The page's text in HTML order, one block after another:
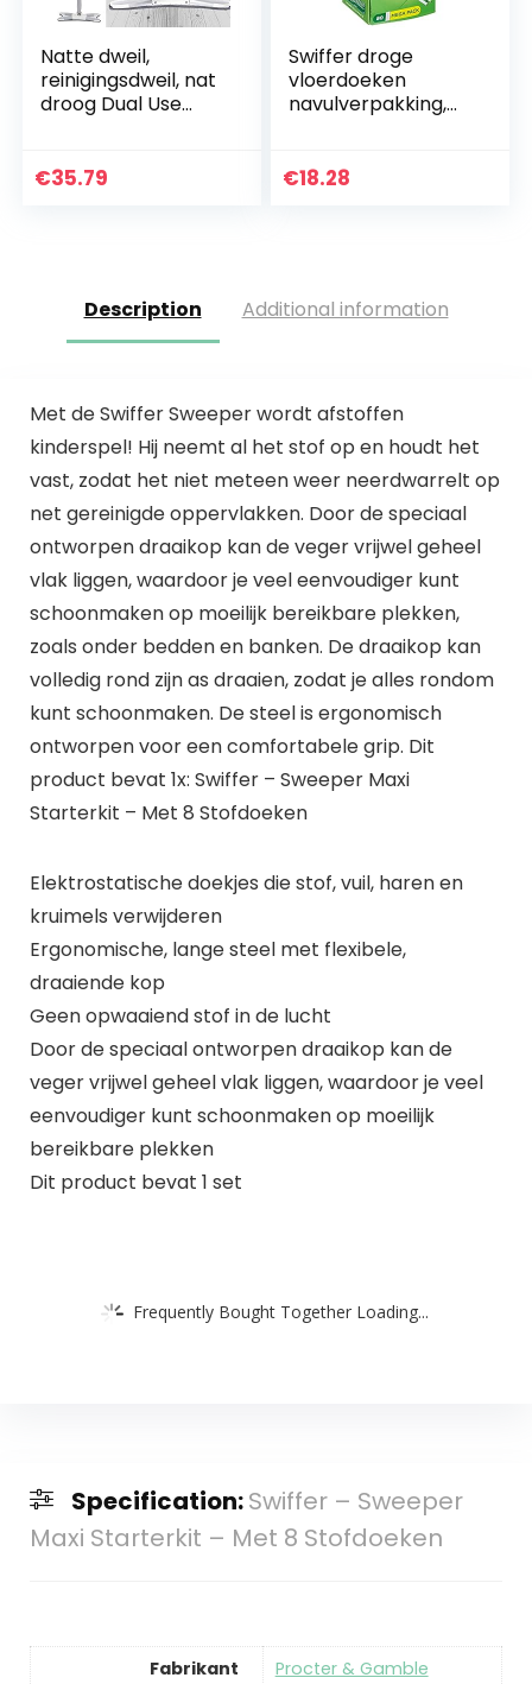
Natte dweil,
reinigingsdweil, nat
droog Dual Use
hap Wassen voor
€35.79
Swiffer droge
vloerdoeken
navulverpakking,
€18.28
Description Additional information
Met de Swiffer Sweeper wordt afstoffen
kinderspel! Hij neemt al het stof op en houdt het
vast, zodat het niet meteen weer neerdwarrelt op
net gereinigde oppervlakken. Door de speciaal
ontworpen draaikop kan de veger vrijwel geheel
vlak liggen, waardoor je veel eenvoudiger kunt
schoonmaken op moeilijk bereikbare plekken,
zoals onder bedden en banken. De draaikop kan
volledig rond zijn as draaien, zodat je alles rondom
kunt schoonmaken. De steel is ergonomisch
ontworpen voor een comfortabele grip. Dit
product bevat 1x: Swiffer – Sweeper Maxi
Starterkit – Met 8 Stofdoeken
Elektrostatische doekjes die stof, vuil, haren en
kruimels verwijderen
Ergonomische, lange steel met flexibele,
draaiende kop
Geen opwaaiend stof in de lucht
Door de speciaal ontworpen draaikop kan de
veger vrijwel geheel vlak liggen, waardoor je veel
eenvoudiger kunt schoonmaken op moeilijk
bereikbare plekken
Dit product bevat 1 set
Frequently Bought Together Loading...
Specification:Swiffer – Sweeper
Maxi Starterkit – Met 8 Stofdoeken
Fabrikant
‎Procter & Gamble